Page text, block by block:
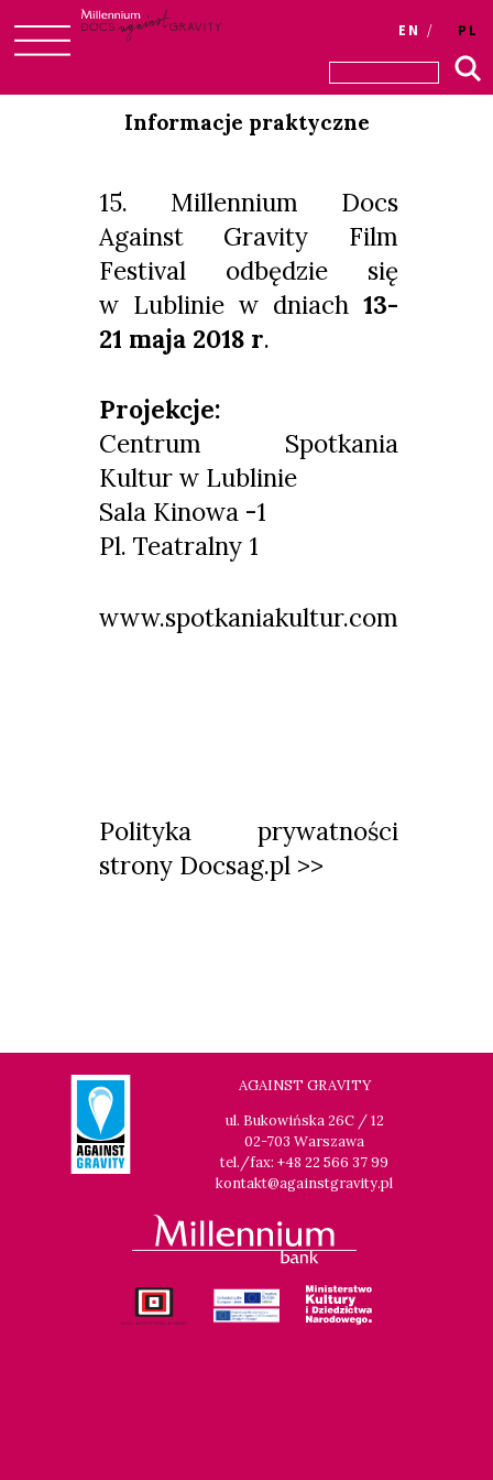
to
EN PL
Informacje praktyczne
15. Millennium Docs
Against Gravity Film
Festival odbędzie się
w Lublinie w dniach 13-
21 maja 2018 r.
Projekcje:
Centrum Spotkania
Kultur w Lublinie
Sala Kinowa -1
Pl. Teatralny 1
www.spotkaniakultur.com
Polityka prywatności
strony Docsag.pl >>
AGAINST GRAVITY
ul. Bukowińska 26C / 12
02-703 Warszawa
tel./fax: +48 22 566 37 99
kontakt@againstgravity.pl